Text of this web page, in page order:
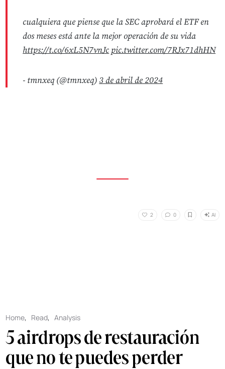
cualquiera que piense que la SEC aprobará el ETF en
dos meses está ante la mejor operación de su vida
https://t.co/6xL5N7vnJc pic.twitter.com/7RJx71dhHN
- tmnxeq (@tmnxeq) 3 de abril de 2024
2 0 AI
Home, Read,Analysis
5 airdrops de restauración
que no te puedes perder